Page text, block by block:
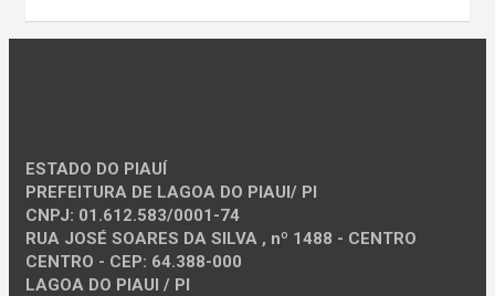
ESTADO DO PIAUÍ
PREFEITURA DE LAGOA DO PIAUI/ PI
CNPJ: 01.612.583/0001-74
RUA JOSÉ SOARES DA SILVA , nº 1488 - CENTRO
CENTRO - CEP: 64.388-000
LAGOA DO PIAUI / PI